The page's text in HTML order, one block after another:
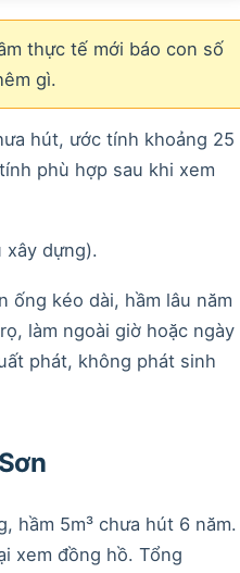
thực tế mới báo con số
gì.
hút, ước tính khoảng 25
phù hợp sau khi xem
xây dựng).
ống kéo dài, hầm lâu năm
làm ngoài giờ hoặc ngày
phát, không phát sinh
hầm 5m³ chưa hút 6 năm.
xem đồng hồ. Tổng